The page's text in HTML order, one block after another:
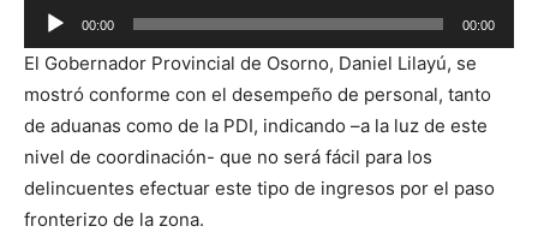
Reproductor
de
audio
00:00 00:00
El Gobernador Provincial de Osorno, Daniel Lilayú, se
mostró conforme con el desempeño de personal, tanto
de aduanas como de la PDI, indicando –a la luz de este
nivel de coordinación- que no será fácil para los
delincuentes efectuar este tipo de ingresos por el paso
fronterizo de la zona.